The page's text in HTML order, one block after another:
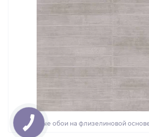
Виниловые обои на флизелиновой